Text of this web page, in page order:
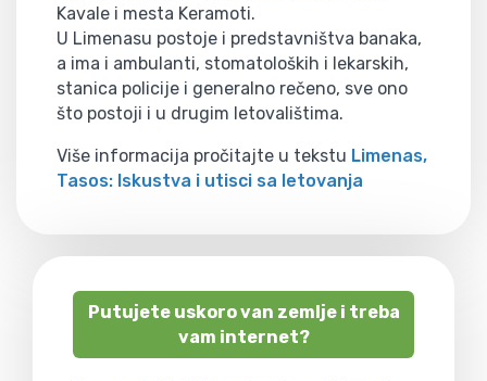
Kavale i mesta Keramoti.
U Limenasu postoje i predstavništva banaka,
a ima i ambulanti, stomatoloških i lekarskih,
stanica policije i generalno rečeno, sve ono
što postoji i u drugim letovalištima.
Više informacija pročitajte u tekstu Limenas,
Tasos: Iskustva i utisci sa letovanja
Putujete uskoro van zemlje i treba
vam internet?